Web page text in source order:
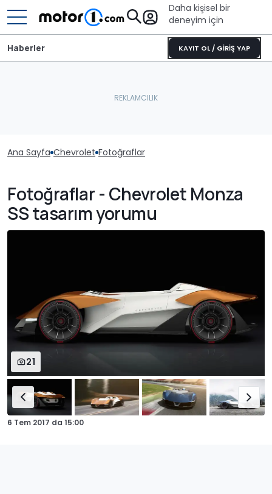
Daha kişisel bir
deneyim için
KAYIT OL / GİRİŞ YAP
Haberler
Ana Sayfa Chevrolet Fotoğraflar
Fotoğraflar - Chevrolet Monza
SS tasarım yorumu
21
6 Tem 2017 da 15:00